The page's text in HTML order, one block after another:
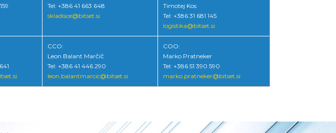
Tel: +386 41 663 648
skladisce@bitset.si
Timotej Kos
Tel: +386 31 681 145
logistika@bitset.si
CCO:
Leon Balant Marčič
Tel: +386 41 446 290
leon.balantmarcic@bitset.si
COO:
Marko Pratneker
Tel: +386 51 390 590
marko.pratneker@bitset.si